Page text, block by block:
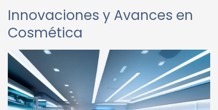
Innovaciones y Avances en
Cosmética